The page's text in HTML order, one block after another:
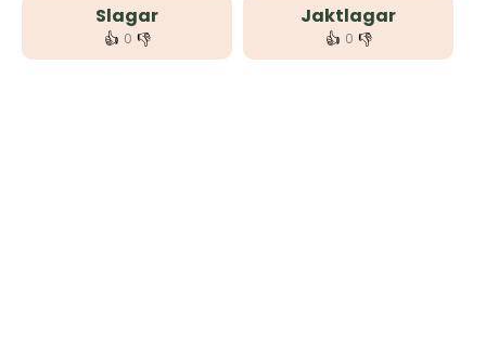
Slagar
👍 0 👎
Jaktlagar
👍 0 👎